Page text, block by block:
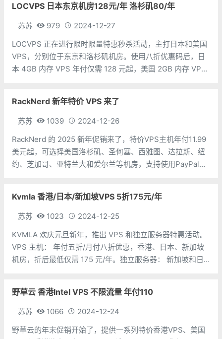
次。最
LOCVPS 日本东京机房128元/年 洛杉矶80/年
苏苏 979
2024-12-27
LOCVPS 正在进行限时限量特惠秒杀活动，主打日本和美国
VPS，分别位于东京和洛杉矶机房。使用八折优惠码后，日
本 4GB 内存 VPS 年付仅需 128 元起，美国 2GB 内存 VPS
RackNerd 新年特价 VPS 来了
苏苏 1039
2024-12-26
RackNerd 的 2025 新年促销来了，特价VPS主机年付11.99
美元起，可选择美国洛杉矶、圣何塞、西雅图、达拉斯、纽
约、芝加哥、亚特兰大和爱尔兰等机房，支持使用PayPal、
认可
Kvmla 香港/日本/新加坡VPS 5折175元/年
苏苏 1023
2024-12-25
KVMLA 欢庆元旦新年，推出 VPS 和独立服务器特惠活动。
VPS 主机： 年付五折/月付八折优惠，香港、日本、新加坡
机房，折后最低仅需 175 元/年。独立服务器： 新加坡和日
硬
野草云 香港Intel VPS 不限流量 年付110
苏苏 1066
2024-12-24
野草云的年末促销开始了，提供一系列特价香港VPS、美国